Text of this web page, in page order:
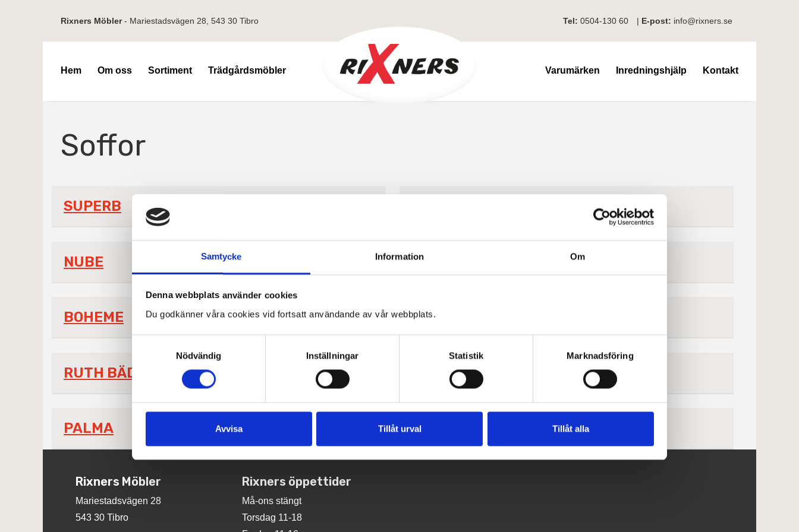
Samtycke Information Om
Denna webbplats använder cookies
Du godkänner våra cookies vid fortsatt användande av vår webbplats.
Nödvändig
Inställningar Statistik Marknadsföring
Avvisa Tillåt urval Tillåt alla
Hem Om oss Sortiment Trädgårdsmöbler Varumärken Inredningshjälp Kontakt
Rixners Möbler- Mariestadsvägen 28, 543 30 Tibro Tel: 0504-130 60 | E-post: info@rixners.se
Soffor
SUPERB
NUBE FIRENZE
BOHEME ARES
RUTH BÄDDSOFFA
PALMA TAMPA
Rixners Möbler
Mariestadsvägen 28
543 30 Tibro
Rixners öppettider
Må-ons stängt
Torsdag 11-18